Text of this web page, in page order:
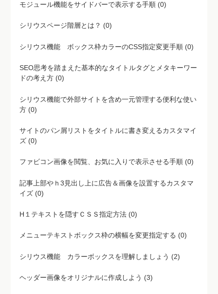
モジュール機能をサイドバーで表示する手順 (0)
シリウスページ階層とは？ (0)
シリウス機能 ボックス枠カラーのCSS指定変更手順 (0)
SEO思考を踏まえた基本的なタイトルタグとメタキーワー
ドの考え方 (0)
シリウス機能で外部サイトを含め一元管理する便利な使い
方 (0)
サイトのパン屑リストをタイトルに書き変えるカスタマイ
ズ (0)
ファビコン画像を閲覧、お気に入りで表示させる手順 (0)
記事上部やｈ3見出し上に広告＆画像を設置するカスタマ
イズ (0)
H１テキストを隠すＣＳＳ指定方法 (0)
メニューテキストボックス枠の横幅を変更指定する (0)
シリウス機能 カラーボックスを理解しましょう (2)
ヘッダー画像をオリジナルに作成しよう (3)